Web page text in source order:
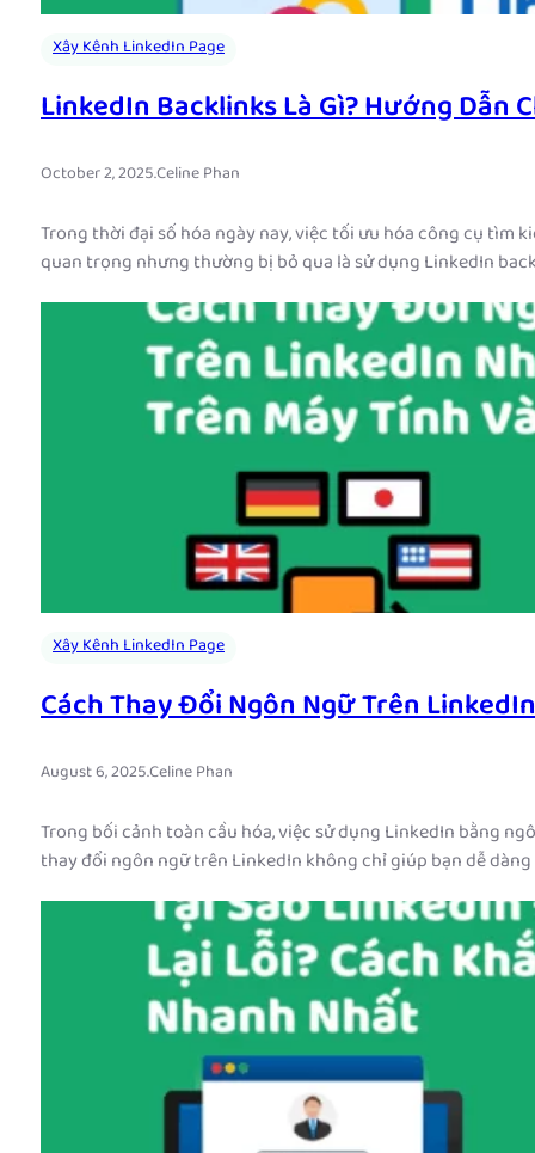
Xây Kênh LinkedIn Page
LinkedIn Backlinks Là Gì? Hướng Dẫn
October 2, 2025.Celine Phan
Trong thời đại số hóa ngày nay, việc tối ưu hóa công cụ tìm
quan trọng nhưng thường bị bỏ qua là sử dụng LinkedIn
Xây Kênh LinkedIn Page
Cách Thay Đổi Ngôn Ngữ Trên
August 6, 2025.Celine Phan
Trong bối cảnh toàn cầu hóa, việc sử dụng LinkedIn bằng
thay đổi ngôn ngữ trên LinkedIn không chỉ giúp bạn dễ